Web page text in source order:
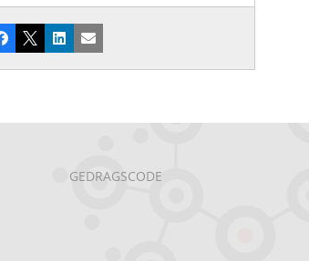
Facebook
X LinkedInE-mail
GEDRAGSCODE